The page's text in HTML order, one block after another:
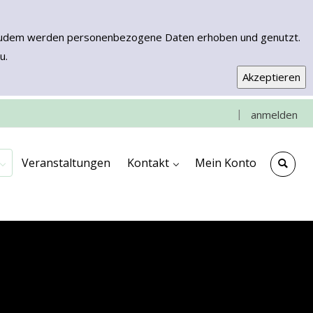
werden personenbezogene Daten erhoben und genutzt.
| anmelden
Veranstaltungen
Kontakt
Mein Konto